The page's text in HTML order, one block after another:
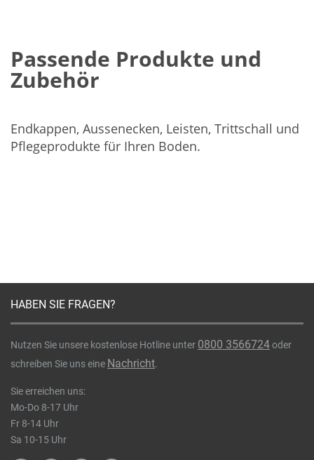
Passende Produkte und
Zubehör
Endkappen, Aussenecken, Leisten, Trittschall und
Pflegeprodukte für Ihren Boden.
HABEN SIE FRAGEN?
Nutzen Sie unsere kostenlose Hotline unter 0800 3566724oder
schreiben Sie uns eine Nachricht.
Sie erreichen uns:
Mo-Do 8-17 Uhr
Fr 8-14 Uhr
Sa 10-15 Uhr